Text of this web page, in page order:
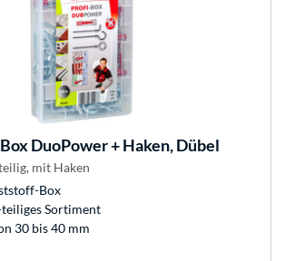
DuoPower + Haken, Dübel
mit Haken
Box
Sortiment
30 bis 40 mm